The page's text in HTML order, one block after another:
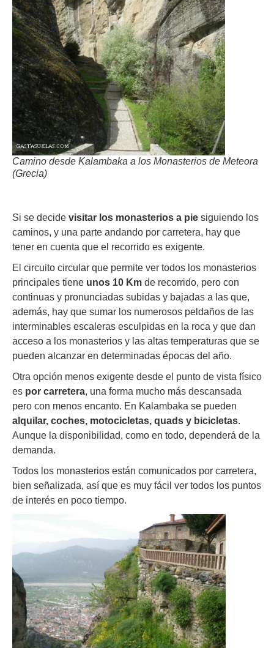
Camino desde Kalambaka a los Monasterios de Meteora
(Grecia)
Si se decide visitar los monasterios a pie siguiendo los
caminos, y una parte andando por carretera, hay que
tener en cuenta que el recorrido es exigente.
El circuito circular que permite ver todos los monasterios
principales tiene unos 10 Km de recorrido, pero con
continuas y pronunciadas subidas y bajadas a las que,
además, hay que sumar los numerosos peldaños de las
interminables escaleras esculpidas en la roca y que dan
acceso a los monasterios y las altas temperaturas que se
pueden alcanzar en determinadas épocas del año.
Otra opción menos exigente desde el punto de vista físico
es por carretera, una forma mucho más descansada
pero con menos encanto. En Kalambaka se pueden
alquilar, coches, motocicletas, quads y bicicletas.
Aunque la disponibilidad, como en todo, dependerá de la
demanda.
Todos los monasterios están comunicados por carretera,
bien señalizada, así que es muy fácil ver todos los puntos
de interés en poco tiempo.